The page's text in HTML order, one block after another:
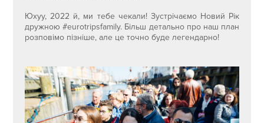
Юхуу, 2022 й, ми тебе чекали! Зустрічаємо Новий Рік
дружною #eurotripsfamily. Більш детально про наш план
розповімо пізніше, але це точно буде легендарно!